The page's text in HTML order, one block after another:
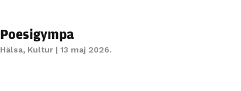
Poesigympa
Hälsa, Kultur| 13 maj 2026.